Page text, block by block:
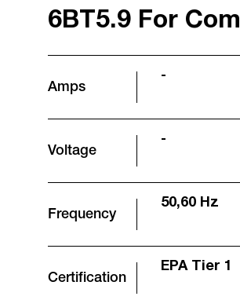
6BT5.9 For
Amps
-
Voltage
-
Frequency
50,60 Hz
Certification
EPA Tier 1